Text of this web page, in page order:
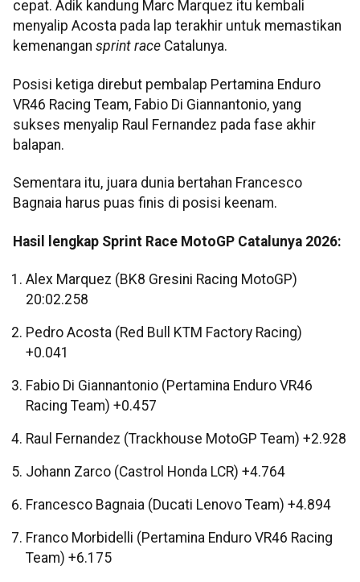
cepat. Adik kandung Marc Marquez itu kembali
menyalip Acosta pada lap terakhir untuk memastikan
kemenangan sprint race Catalunya.
Posisi ketiga direbut pembalap Pertamina Enduro
VR46 Racing Team, Fabio Di Giannantonio, yang
sukses menyalip Raul Fernandez pada fase akhir
balapan.
Sementara itu, juara dunia bertahan Francesco
Bagnaia harus puas finis di posisi keenam.
Hasil lengkap Sprint Race MotoGP Catalunya 2026:
Alex Marquez (BK8 Gresini Racing MotoGP)
20:02.258
Pedro Acosta (Red Bull KTM Factory Racing)
+0.041
Fabio Di Giannantonio (Pertamina Enduro VR46
Racing Team) +0.457
Raul Fernandez (Trackhouse MotoGP Team) +2.928
Johann Zarco (Castrol Honda LCR) +4.764
Francesco Bagnaia (Ducati Lenovo Team) +4.894
Franco Morbidelli (Pertamina Enduro VR46 Racing
Team) +6.175